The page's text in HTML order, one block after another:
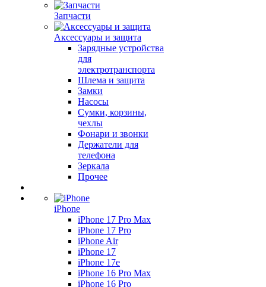
Запчасти
Аксессуары и защита
Зарядные устройства
для
электротранспорта
Шлема и защита
Замки
Насосы
Сумки, корзины,
чехлы
Фонари и звонки
Держатели для
телефона
Зеркала
Прочее
iPhone
iPhone 17 Pro Max
iPhone 17 Pro
iPhone Air
iPhone 17
iPhone 17e
iPhone 16 Pro Max
iPhone 16 Pro